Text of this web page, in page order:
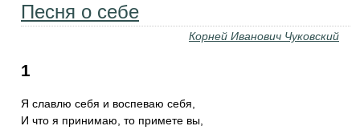
Песня о себе
Корней Иванович Чуковский
1
Я славлю себя и воспеваю себя,
И что я принимаю, то примете вы,